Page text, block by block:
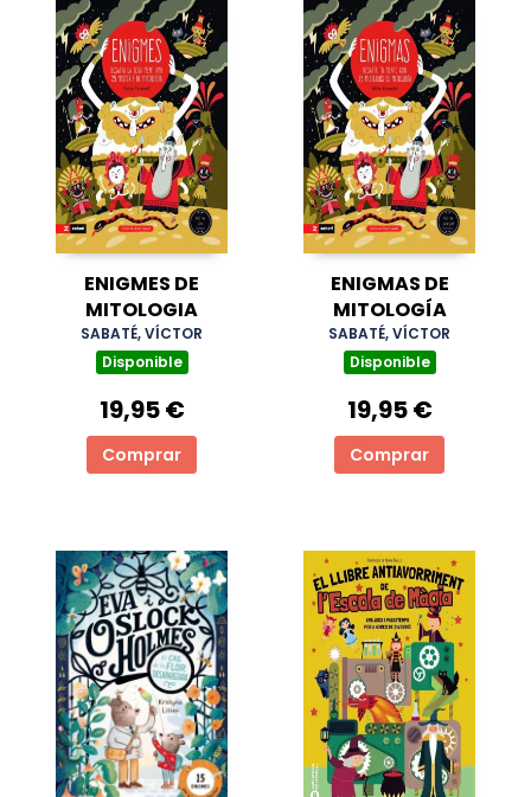
ENIGMES DE
MITOLOGIA
SABATÉ, VÍCTOR
Disponible
19,95 €
Comprar
ENIGMAS DE
MITOLOGÍA
SABATÉ, VÍCTOR
Disponible
19,95 €
Comprar